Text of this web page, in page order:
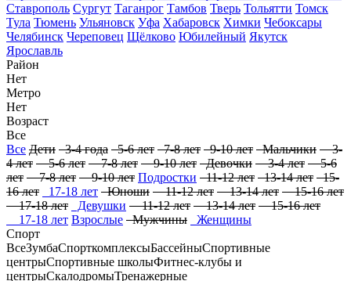
Ставрополь Сургут Таганрог Тамбов Тверь Тольятти Томск
Тула Тюмень Ульяновск Уфа Хабаровск Химки Чебоксары
Челябинск Череповец Щёлково Юбилейный Якутск
Ярославль
Район
Нет
Метро
Нет
Возраст
Все
Все Дети 3-4 года 5-6 лет 7-8 лет 9-10 лет Мальчики 3-
4 лет 5-6 лет 7-8 лет 9-10 лет Девочки 3-4 лет 5-6
лет 7-8 лет 9-10 лет Подростки 11-12 лет 13-14 лет 15-
16 лет
17-18 лет Юноши 11-12 лет 13-14 лет 15-16 лет
17-18 лет
Девушки 11-12 лет 13-14 лет 15-16 лет
17-18 лет Взрослые Мужчины
Женщины
Спорт
ВсеЗумбаСпорткомплексыБассейныСпортивные
центрыСпортивные школыФитнес-клубы и
центрыСкалодромыТренажерные